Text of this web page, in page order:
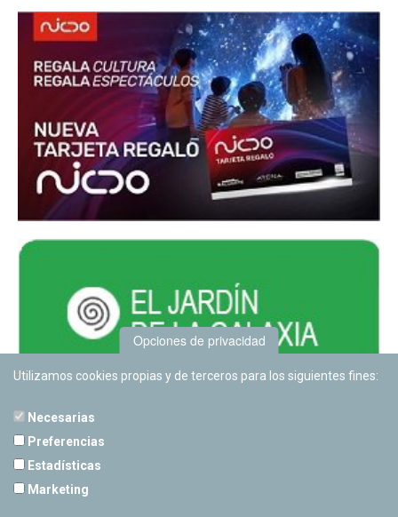
Opciones de privacidad
Utilizamos cookies propias y de terceros para los siguientes fines:
Necesarias
Preferencias
Estadísticas
Marketing